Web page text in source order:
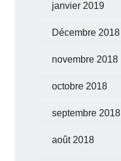
janvier 2019
Décembre 2018
novembre 2018
octobre 2018
septembre 2018
août 2018